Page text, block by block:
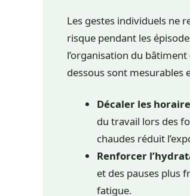
Les gestes individuels ne
risque pendant les
l’organisation du
dessous sont mesurables
Décaler les
du travail lors des
chaudes réduit
Renforcer
et des pauses plus
fatigue.